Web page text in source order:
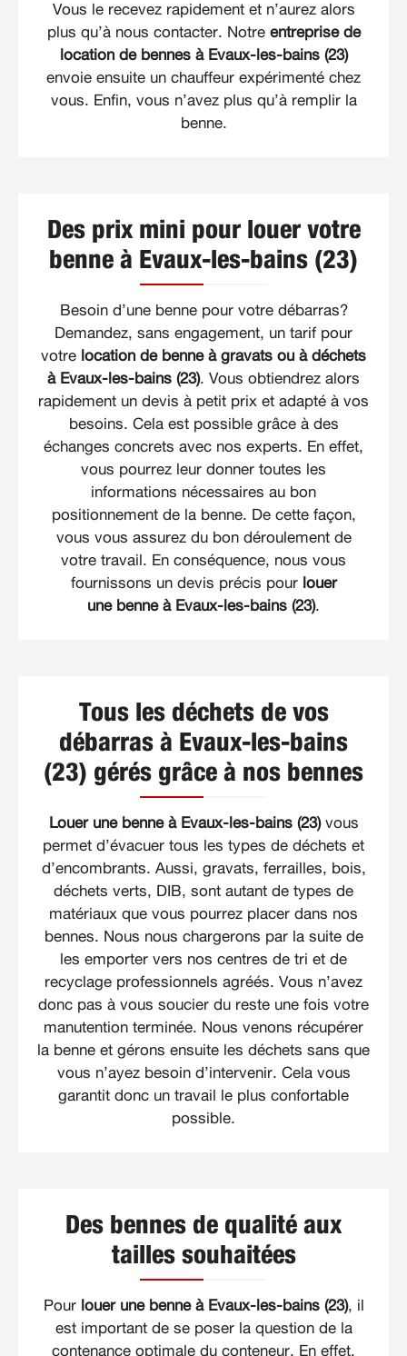
Vous le recevez rapidement et n’aurez alors
plus qu’à nous contacter. Notre entreprise de
location de bennes à Evaux-les-bains (23)
envoie ensuite un chauffeur expérimenté chez
vous. Enfin, vous n’avez plus qu’à remplir la
benne.
Des prix mini pour louer votre
benne à Evaux-les-bains (23)
Besoin d’une benne pour votre débarras?
Demandez, sans engagement, un tarif pour
votre location de benne à gravats ou à déchets
à Evaux-les-bains (23). Vous obtiendrez alors
rapidement un devis à petit prix et adapté à vos
besoins. Cela est possible grâce à des
échanges concrets avec nos experts. En effet,
vous pourrez leur donner toutes les
informations nécessaires au bon
positionnement de la benne. De cette façon,
vous vous assurez du bon déroulement de
votre travail. En conséquence, nous vous
fournissons un devis précis pour louer
une benne à Evaux-les-bains (23).
Tous les déchets de vos
débarras à Evaux-les-bains
(23) gérés grâce à nos bennes
Louer une benne à Evaux-les-bains (23)vous
permet d’évacuer tous les types de déchets et
d’encombrants. Aussi, gravats, ferrailles, bois,
déchets verts, DIB, sont autant de types de
matériaux que vous pourrez placer dans nos
bennes. Nous nous chargerons par la suite de
les emporter vers nos centres de tri et de
recyclage professionnels agréés. Vous n’avez
donc pas à vous soucier du reste une fois votre
manutention terminée. Nous venons récupérer
la benne et gérons ensuite les déchets sans que
vous n’ayez besoin d’intervenir. Cela vous
garantit donc un travail le plus confortable
possible.
Des bennes de qualité aux
tailles souhaitées
Pour louer une benne à Evaux-les-bains (23), il
est important de se poser la question de la
contenance optimale du conteneur. En effet,